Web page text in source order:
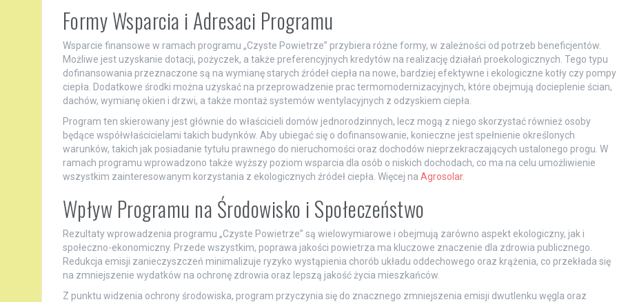
Formy Wsparcia i Adresaci Programu
Wsparcie finansowe w ramach programu „Czyste Powietrze” przybiera różne formy, w zależności od potrzeb beneficjentów.
Możliwe jest uzyskanie dotacji, pożyczek, a także preferencyjnych kredytów na realizację działań proekologicznych. Tego typu
dofinansowania przeznaczone są na wymianę starych źródeł ciepła na nowe, bardziej efektywne i ekologiczne kotły czy pompy
ciepła. Dodatkowe środki można uzyskać na przeprowadzenie prac termomodernizacyjnych, które obejmują docieplenie ścian,
dachów, wymianę okien i drzwi, a także montaż systemów wentylacyjnych z odzyskiem ciepła.
Program ten skierowany jest głównie do właścicieli domów jednorodzinnych, lecz mogą z niego skorzystać również osoby
będące współwłaścicielami takich budynków. Aby ubiegać się o dofinansowanie, konieczne jest spełnienie określonych
warunków, takich jak posiadanie tytułu prawnego do nieruchomości oraz dochodów nieprzekraczających ustalonego progu. W
ramach programu wprowadzono także wyższy poziom wsparcia dla osób o niskich dochodach, co ma na celu umożliwienie
wszystkim zainteresowanym korzystania z ekologicznych źródeł ciepła. Więcej na Agrosolar.
Wpływ Programu na Środowisko i Społeczeństwo
Rezultaty wprowadzenia programu „Czyste Powietrze” są wielowymiarowe i obejmują zarówno aspekt ekologiczny, jak i
społeczno-ekonomiczny. Przede wszystkim, poprawa jakości powietrza ma kluczowe znaczenie dla zdrowia publicznego.
Redukcja emisji zanieczyszczeń minimalizuje ryzyko wystąpienia chorób układu oddechowego oraz krążenia, co przekłada się
na zmniejszenie wydatków na ochronę zdrowia oraz lepszą jakość życia mieszkańców.
Z punktu widzenia ochrony środowiska, program przyczynia się do znacznego zmniejszenia emisji dwutlenku węgla oraz